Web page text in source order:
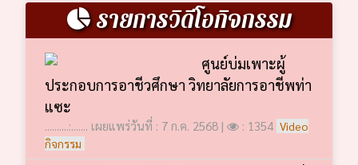
รายการวิดีโอกิจกรรม
ศูนย์บ่มเพาะผู้
ประกอบการอาชีวศึกษา วิทยาลัยการอาชีพท่า
แซะ
..........:....... เผยแพร่วันที่ : 7 ก.ค. 2568 | : 1354 Video
กิจกรรม